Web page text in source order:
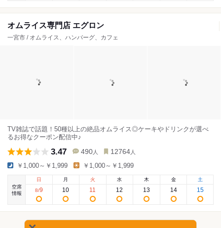
オムライス専門店 エグロン
一宮市 / オムライス、ハンバーグ、カフェ
TV雑誌で話題！50種以上の絶品オムライス◎ケーキやドリンクが選べ
るお得なクーポン配信中♪
3.47 490 人 12764 人
￥1,000～￥1,999 ￥1,000～￥1,999
空席
情報
日
8/9
月
10
火
11
水
12
木
13
金
14
土
15